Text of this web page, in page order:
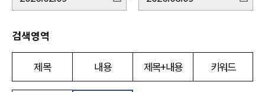
검색영역
제목 내용 제목+내용 키워드